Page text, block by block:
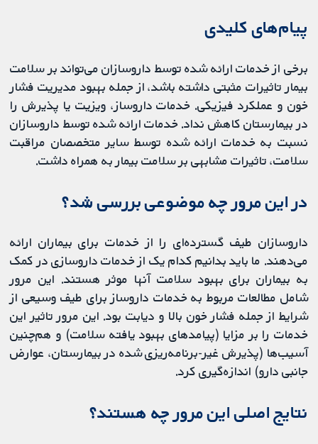
پیام‌های کلیدی
برخی از خدمات ارائه شده توسط داروسازان می‌تواند بر سلامت
بیمار تاثیرات مثبتی داشته باشد، از جمله بهبود مدیریت فشار
خون و عملکرد فیزیکی. خدمات داروساز، ویزیت یا پذیرش را
در بیمارستان کاهش نداد. خدمات ارائه شده توسط داروسازان
نسبت به خدمات ارائه شده توسط سایر متخصصان مراقبت
سلامت، تاثیرات مشابهی بر سلامت بیمار به همراه داشت.
در این مرور چه موضوعی بررسی شد؟
داروسازان طیف گسترده‌ای را از خدمات برای بیماران ارائه
می‌دهند. ما باید بدانیم کدام یک از خدمات داروسازی در کمک
به بیماران برای بهبود سلامت آنها موثر هستند. این مرور
شامل مطالعات مربوط به خدمات داروساز برای طیف وسیعی از
شرایط از جمله فشار خون بالا و دیابت بود. این مرور تاثیر این
خدمات را بر مزایا (پیامدهای بهبود یافته سلامت) و هم‌چنین
آسیب‌ها (پذیرش غیر-برنامه‌ریزی شده در بیمارستان، عوارض
جانبی دارو) اندازه‌گیری کرد.
نتایج اصلی این مرور چه هستند؟